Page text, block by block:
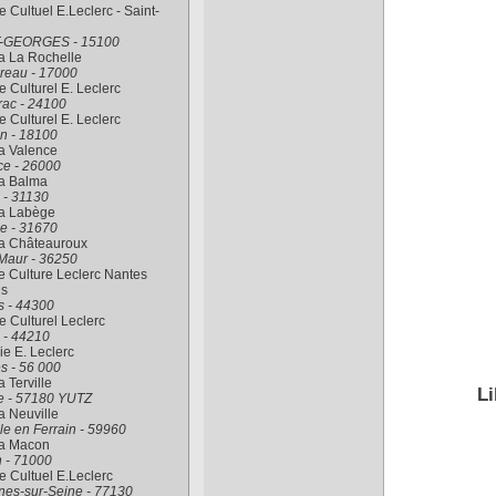
de
du
La
jeep
La
Les
En
48
Par
Cultuel E.Leclerc - Saint-
GEORGES - 15100
La Rochelle
- 17000
Culturel E. Leclerc
- 24100
Culturel E. Leclerc
- 18100
Valence
- 26000
Balma
- 31130
Labège
- 31670
Châteauroux
- 36250
Culture Leclerc Nantes
- 44300
Culturel Leclerc
- 44210
E. Leclerc
- 56 000
Terville
- 57180 YUTZ
Neuville
en Ferrain - 59960
Macon
- 71000
Cultuel E.Leclerc
sur-Seine - 77130